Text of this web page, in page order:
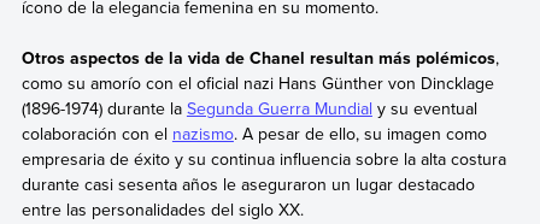
ícono de la elegancia femenina en su momento.
Otros aspectos de la vida de Chanel resultan más polémicos,
como su amorío con el oficial nazi Hans Günther von Dincklage
(1896-1974) durante la Segunda Guerra Mundial y su eventual
colaboración con el nazismo. A pesar de ello, su imagen como
empresaria de éxito y su continua influencia sobre la alta costura
durante casi sesenta años le aseguraron un lugar destacado
entre las personalidades del siglo XX.